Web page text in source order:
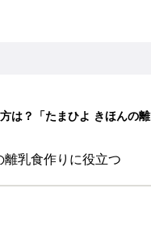
は？「たまひよ きほんの離
乳食作りに役立つ